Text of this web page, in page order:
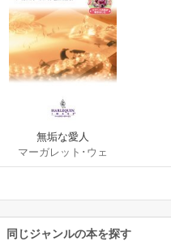
無垢な愛人
マーガレット･ウェ
イ/藤森玲香
同じジャンルの本を探す